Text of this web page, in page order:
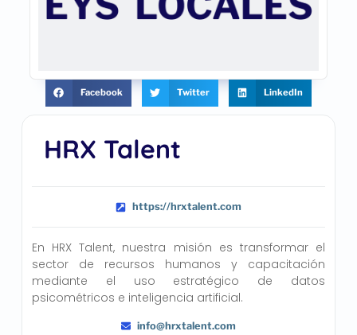
HRX Talent
https://hrxtalent.com
En HRX Talent, nuestra misión es transformar el
sector de recursos humanos y capacitación
mediante el uso estratégico de datos
psicométricos e inteligencia artificial.
info@hrxtalent.com
Facebook Twitter LinkedIn